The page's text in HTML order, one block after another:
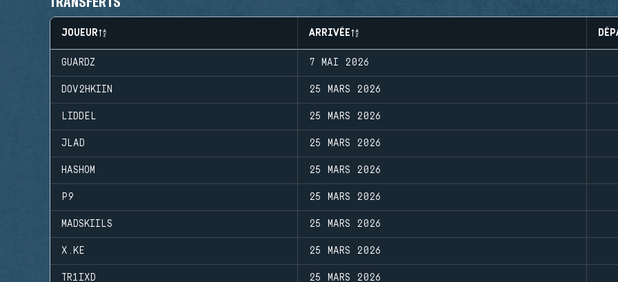
JOUEUR ARRIVÉE
GUARDZ 7 MAI 2026
DOV2HKIIN 25 MARS 2026
LIDDEL 25 MARS 2026
JLAD 25 MARS 2026
HASHOM 25 MARS 2026
P9 25 MARS 2026
MADSKIILS 25 MARS 2026
X.KE 25 MARS 2026
TR1IXD 25 MARS 2026